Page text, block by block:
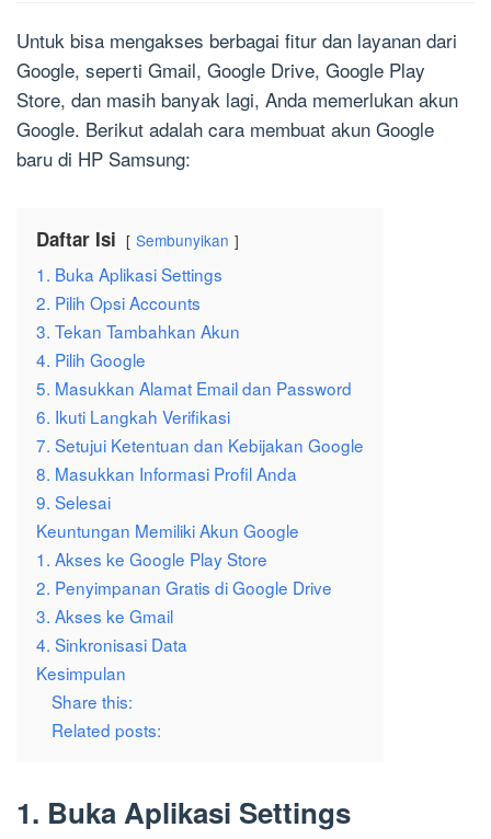
Untuk bisa mengakses berbagai fitur dan layanan dari
Google, seperti Gmail, Google Drive, Google Play
Store, dan masih banyak lagi, Anda memerlukan akun
Google. Berikut adalah cara membuat akun Google
baru di HP Samsung:
Daftar Isi Sembunyikan
1. Buka Aplikasi Settings
2. Pilih Opsi Accounts
3. Tekan Tambahkan Akun
4. Pilih Google
5. Masukkan Alamat Email dan Password
6. Ikuti Langkah Verifikasi
7. Setujui Ketentuan dan Kebijakan Google
8. Masukkan Informasi Profil Anda
9. Selesai
Keuntungan Memiliki Akun Google
1. Akses ke Google Play Store
2. Penyimpanan Gratis di Google Drive
3. Akses ke Gmail
4. Sinkronisasi Data
Kesimpulan
Share this:
Related posts:
1. Buka Aplikasi Settings